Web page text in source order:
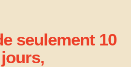
seulement 10
jours,